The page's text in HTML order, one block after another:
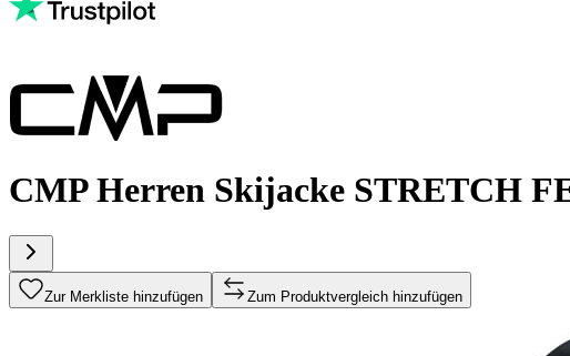
CMP Herren Skijacke STRETCH
Zur Merkliste hinzufügen Zum Produktvergleich hinzufügen